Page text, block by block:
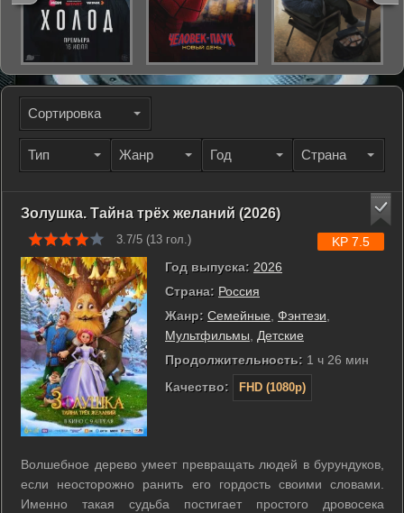
Сортировка
Тип Жанр Год Страна
Золушка. Тайна трёх желаний (2026)
3.7/5 (13 гол.)
Год выпуска: 2026
Страна: Россия
Жанр: Семейные Фэнтези
Мультфильмы
Детские
Продолжительность: 1 ч 26 мин
Качество:
FHD (1080p)
KP 7.5
Волшебное дерево умеет превращать людей в бурундуков,
если неосторожно ранить его гордость своими словами.
Именно такая судьба постигает простого дровосека